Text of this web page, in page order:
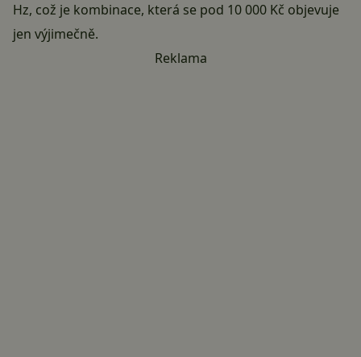
Hz, což je kombinace, která se pod 10 000 Kč objevuje
jen výjimečně.
Reklama